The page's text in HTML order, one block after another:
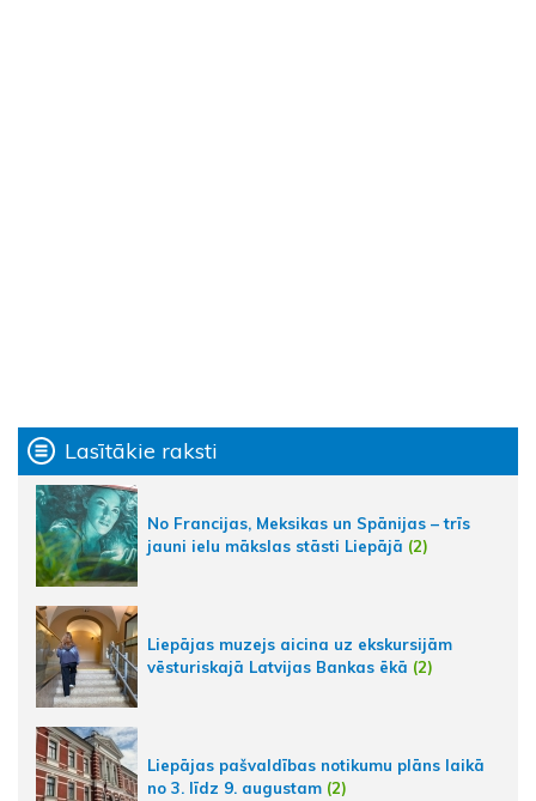
Lasītākie raksti
No Francijas, Meksikas un Spānijas – trīs
jauni ielu mākslas stāsti Liepājā (2)
Liepājas muzejs aicina uz ekskursijām
vēsturiskajā Latvijas Bankas ēkā (2)
Liepājas pašvaldības notikumu plāns laikā
no 3. līdz 9. augustam (2)